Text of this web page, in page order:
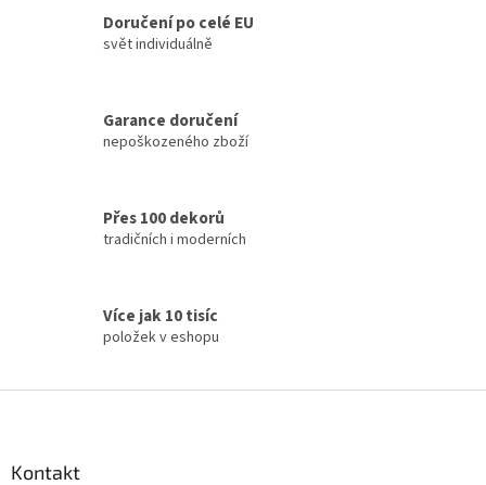
Doručení po celé EU
svět individuálně
Garance doručení
nepoškozeného zboží
Přes 100 dekorů
tradičních i moderních
Více jak 10 tisíc
položek v eshopu
Kontakt